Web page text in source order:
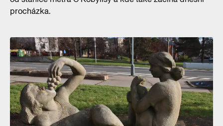
procházka.